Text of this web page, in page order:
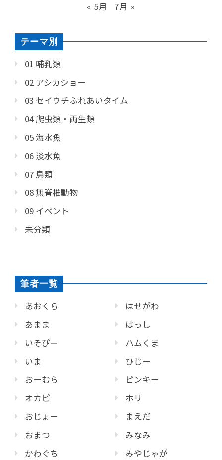
« 5月 7月 »
テーマ別
01 哺乳類
02 アシカショー
03 セイウチふれあいタイム
04 爬虫類・両生類
05 海水魚
06 淡水魚
07 鳥類
08 無脊椎動物
09 イベント
未分類
筆者一覧
あおくら
あまま
いそぴー
いま
おーむら
オカピ
おじょー
おまつ
かわぐち
はせがわ
はっし
ハムくま
ひじー
ピンキー
ホリ
まえだ
みなみ
みやじゃが